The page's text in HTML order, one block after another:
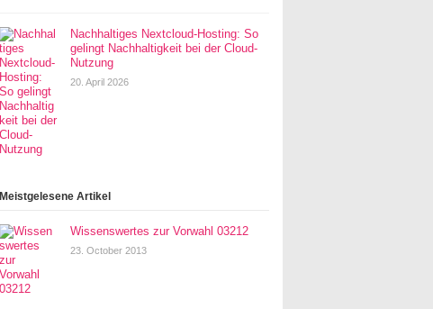
Nachhaltiges Nextcloud-Hosting: So
gelingt Nachhaltigkeit bei der Cloud-
Nutzung
20. April 2026
Meistgelesene Artikel
Wissenswertes zur Vorwahl 03212
23. October 2013